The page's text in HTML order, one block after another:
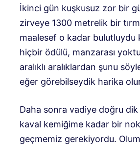
İkinci gün kuşkusuz zor bir
zirveye 1300 metrelik bir
maalesef o kadar bulutluydu
hiçbir ödülü, manzarası
aralıklı aralıklardan şunu
eğer görebilseydik harika
Daha sonra vadiye doğru dik
kaval kemiğime kadar bir
geçmemiz gerekiyordu.